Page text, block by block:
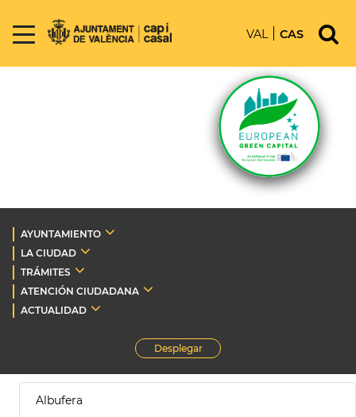
VAL CAS
AYUNTAMIENTO
LA CIUDAD
TRÁMITES
ATENCIÓN CIUDADANA
ACTUALIDAD
Desplegar
Albufera